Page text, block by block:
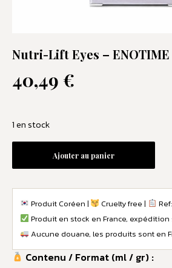
Nutri-Lift Eyes – ENOTIME
40,49 €
1 en stock
Ajouter au panier
Produit Coréen | Cruelty free |
Ref:
Produit en stock en France, expédition
Aucune douane, les produits sont en
Contenu / Format (ml / gr) :